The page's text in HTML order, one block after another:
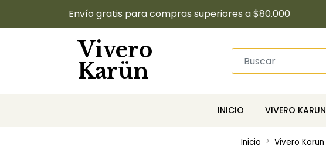
Envío gratis para compras superiores a $80.000
Vivero
Karün
INICIO VIVERO KARUN
Inicio Vivero Karun